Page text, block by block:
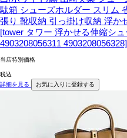
駄箱 シューズホルダー スリム
張り 靴収納 引っ掛け収納 浮か
[tower タワー 浮かせる伸縮シ
4903208056311 4903208056328]
当店特別価格
税込
詳細を見る
お気に入りに登録する